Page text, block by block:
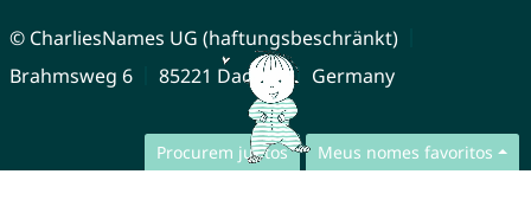
Procurem juntos Meus nomes favoritos
© CharliesNames UG (haftungsbeschränkt)
Brahmsweg 6
85221 Dachau Germany